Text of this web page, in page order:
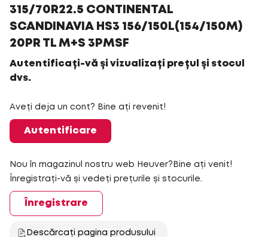
315/70R22.5 CONTINENTAL
SCANDINAVIA HS3 156/150L(154/150M)
20PR TL M+S 3PMSF
Autentificați-vă și vizualizați prețul și stocul
dvs.
Aveți deja un cont? Bine ați revenit!
Autentificare
Nou în magazinul nostru web Heuver?Bine ați venit!
Înregistrați-vă și vedeți prețurile și stocurile.
Înregistrare
Descărcați pagina produsului